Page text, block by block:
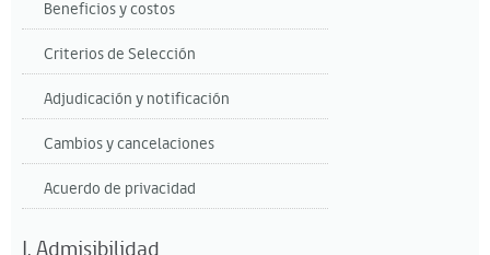
Beneficios y costos
Criterios de Selección
Adjudicación y notificación
Cambios y cancelaciones
Acuerdo de privacidad
I. Admisibilidad